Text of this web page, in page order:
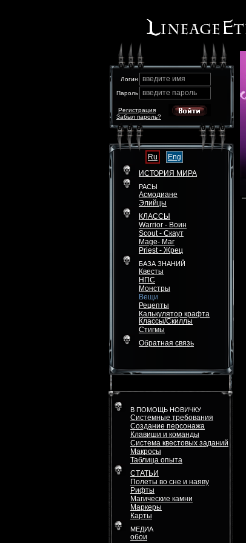
Логин введите имя
Пароль введите пароль
Забыл пароль?
Регистрация
Ru
Eng
ИСТОРИЯ МИРА
РАСЫ
Асмодиане
Элийцы
КЛАССЫ
Warrior - Воин
Scout - Скаут
Mage- Маг
Priest - Жрец
БАЗА ЗНАНИЙ
Квесты
НПС
Монстры
Вещи
Рецепты
Калькулятор крафта
Классы/Скиллы
Стигмы
Обратная связь
В ПОМОЩЬ НОВИЧКУ
Системные требования
Создание персонажа
Клавиши и команды
Система квестовых заданий
Макросы
Таблица опыта
СТАТЬИ
Полеты во сне и наяву
Рифты
Магические камни
Маркеры
Карты
МЕДИА
обои